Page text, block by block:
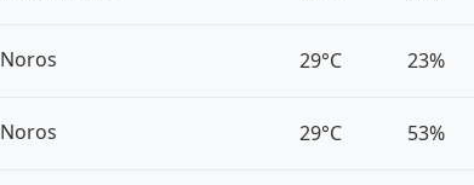
Noros 29°C 23%
Noros 29°C 53%